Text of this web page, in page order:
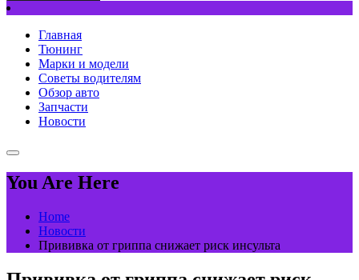
Главная
Тюнинг
Марки и модели
Советы водителям
Обзор авто
Запчасти
Новости
You Are Here
Home
Новости
Прививка от гриппа снижает риск инсульта